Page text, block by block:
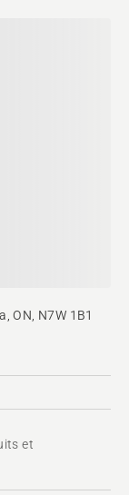
ON, N7W 1B1
et